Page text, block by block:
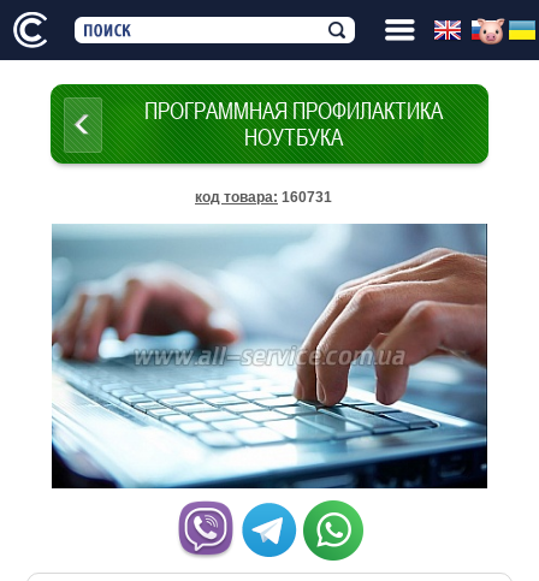
ПРОГРАММНАЯ ПРОФИЛАКТИКА
НОУТБУКА
код товара: 160731